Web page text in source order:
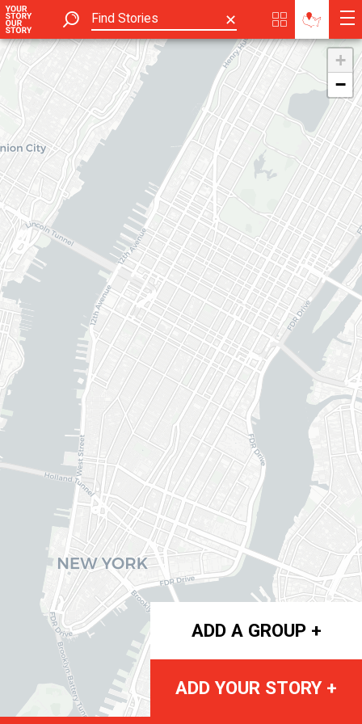
✕
+
−
ADD A GROUP +
ADD YOUR STORY +